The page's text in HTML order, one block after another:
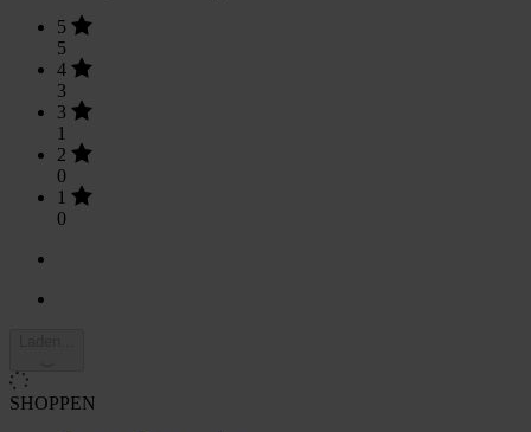
5
5
4
3
3
1
2
0
1
0
SHOPPEN